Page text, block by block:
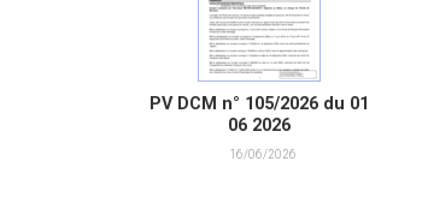
PV DCM n° 105/2026 du 01
06 2026
16/06/2026